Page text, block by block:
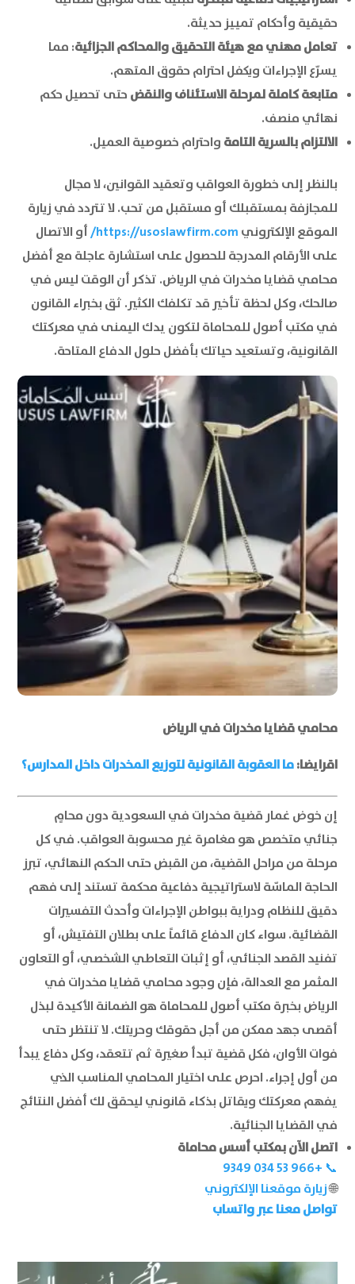
حقيقية وأحكام تمييز حديثة.
تعامل مهني مع هيئة التحقيق والمحاكم الجزائية: مما
يسرّع الإجراءات ويكفل احترام حقوق المتهم.
متابعة كاملة لمرحلة الاستئناف والنقض حتى تحصيل حكم
نهائي منصف.
الالتزام بالسرية التامة واحترام خصوصية العميل.
بالنظر إلى خطورة العواقب وتعقيد القوانين، لا مجال
للمجازفة بمستقبلك أو مستقبل من تحب. لا تتردد في زيارة
الموقع الإلكتروني https://usoslawfirm.com/ أو الاتصال
على الأرقام المدرجة للحصول على استشارة عاجلة مع أفضل
محامي قضايا مخدرات في الرياض. تذكر أن الوقت ليس في
صالحك، وكل لحظة تأخير قد تكلفك الكثير. ثق بخبراء القانون
في مكتب أصول للمحاماة لتكون يدك اليمنى في معركتك
القانونية، وتستعيد حياتك بأفضل حلول الدفاع المتاحة.
محامي قضايا مخدرات في الرياض
اقرايضا:ما العقوبة القانونية لتوزيع المخدرات داخل المدارس؟
إن خوض غمار قضية مخدرات في السعودية دون محامٍ
جنائي متخصص هو مغامرة غير محسوبة العواقب. في كل
مرحلة من مراحل القضية، من القبض حتى الحكم النهائي، تبرز
الحاجة الماسّة لاستراتيجية دفاعية محكمة تستند إلى فهم
دقيق للنظام ودراية ببواطن الإجراءات وأحدث التفسيرات
القضائية. سواء كان الدفاع قائماً على بطلان التفتيش، أو
تفنيد القصد الجنائي، أو إثبات التعاطي الشخصي، أو التعاون
المثمر مع العدالة، فإن وجود محامي قضايا مخدرات في
الرياض بخبرة مكتب أصول للمحاماة هو الضمانة الأكيدة لبذل
أقصى جهد ممكن من أجل حقوقك وحريتك. لا تنتظر حتى
فوات الأوان، فكل قضية تبدأ صغيرة ثم تتعقد، وكل دفاع يبدأ
من أول إجراء. احرص على اختيار المحامي المناسب الذي
يفهم معركتك ويقاتل بذكاء قانوني ليحقق لك أفضل النتائج
في القضايا الجنائية.
اتصل الآن بمكتب أسس محاماة
📞 ‏+966 53 034 9349‏
🌐زيارة موقعنا الإلكتروني
تواصل معنا عبر واتساب